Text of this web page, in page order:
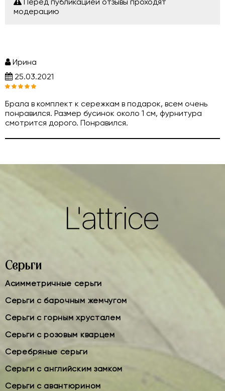
модерацию
Ирина
25.03.2021
Брала в комплект к сережкам в подарок, всем очень
понравился. Размер бусинок около 1 см, фурнитура
смотрится дорого. Понравился.
Серьги
Асимметричные серьги
Серьги с барочным жемчугом
Серьги с горным хрусталем
Серьги с розовым кварцем
Серебряные серьги
Серьги с английским замком
Серьги с авантюрином